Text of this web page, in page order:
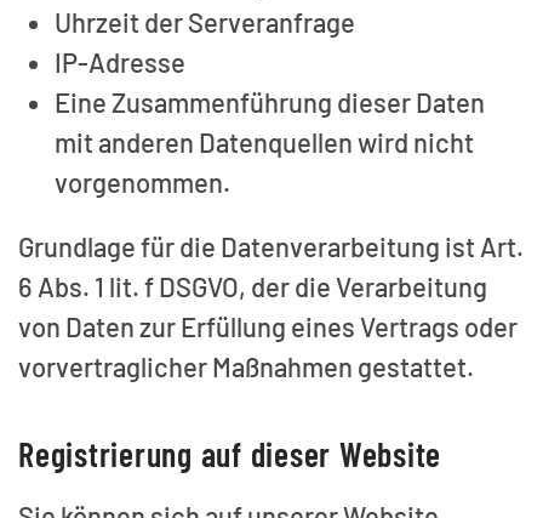
Uhrzeit der Serveranfrage
IP-Adresse
Eine Zusammenführung dieser Daten
mit anderen Datenquellen wird nicht
vorgenommen.
Grundlage für die Datenverarbeitung ist Art.
6 Abs. 1 lit. f DSGVO, der die Verarbeitung
von Daten zur Erfüllung eines Vertrags oder
vorvertraglicher Maßnahmen gestattet.
Registrierung auf dieser Website